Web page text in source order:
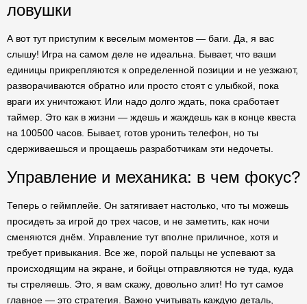
ловушки
А вот тут приступим к веселым моментов — баги. Да, я вас
слышу! Игра на самом деле не идеальна. Бывает, что ваши
единицы прикрепляются к определенной позиции и не уезжают,
разворачиваются обратно или просто стоят с улыбкой, пока
враги их уничтожают. Или надо долго ждать, пока сработает
таймер. Это как в жизни — ждешь и жаждешь как в конце квеста
на 100500 часов. Бывает, готов уронить телефон, но ты
сдерживаешься и прощаешь разработчикам эти недочеты.
Управление и механика: в чем фокус?
Теперь о геймплейе. Он затягивает настолько, что ты можешь
просидеть за игрой до трех часов, и не заметить, как ночи
сменяются днём. Управление тут вполне приличное, хотя и
требует привыкания. Все же, порой пальцы не успевают за
происходящим на экране, и бойцы отправляются не туда, куда
ты стреляешь. Это, я вам скажу, довольно злит! Но тут самое
главное — это стратегия. Важно учитывать каждую деталь,